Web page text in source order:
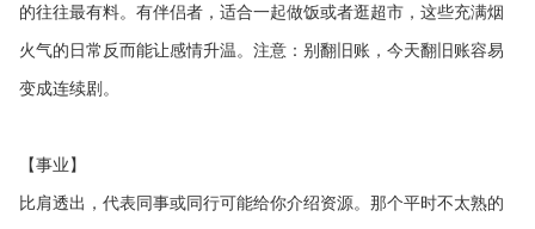
的往往最有料。有伴侣者，适合一起做饭或者逛超市，这些充满烟
火气的日常反而能让感情升温。注意：别翻旧账，今天翻旧账容易
变成连续剧。
【事业】
比肩透出，代表同事或同行可能给你介绍资源。那个平时不太熟的